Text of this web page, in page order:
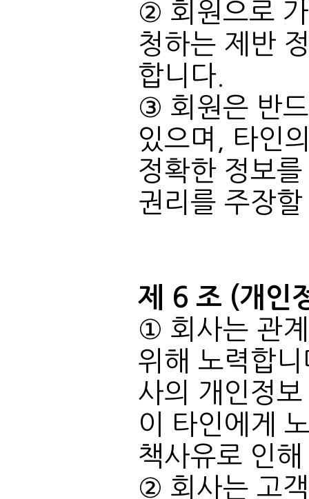
합니다.
권리를 주장
제 6 조 (개인
책사유로 인